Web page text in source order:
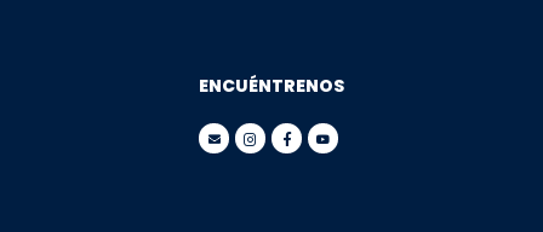
ENCUÉNTRENOS